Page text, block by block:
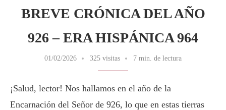
BREVE CRÓNICA DEL AÑO
926 – ERA HISPÁNICA 964
01/02/2026 325 visitas 7 min. de lectura
¡Salud, lector! Nos hallamos en el año de la
Encarnación del Señor de 926, lo que en estas tierras